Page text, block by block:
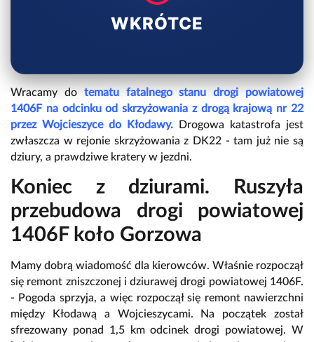
WKRÓTCE
Wracamy do tematu fatalnego stanu drogi powiatowej
1406F na odcinku od skrzyżowania z drogą krajową nr 22
przez Wojcieszyce do Kłodawy.
Drogowa katastrofa jest
zwłaszcza w rejonie skrzyżowania z DK22 - tam już nie są
dziury, a prawdziwe kratery w jezdni.
Koniec z dziurami. Ruszyła
przebudowa drogi powiatowej
1406F koło Gorzowa
Mamy dobrą wiadomość dla kierowców. Właśnie rozpoczął
się remont zniszczonej i dziurawej drogi powiatowej 1406F.
- Pogoda sprzyja, a więc rozpoczął się remont nawierzchni
między Kłodawą a Wojcieszycami. Na początek został
sfrezowany ponad 1,5 km odcinek drogi powiatowej. W